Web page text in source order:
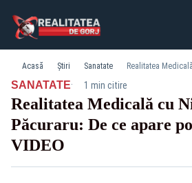
Acasă Știri Sanatate
SANATATE· 1 min citire
Realitatea Medicală cu
Păcuraru: De ce apare
VIDEO